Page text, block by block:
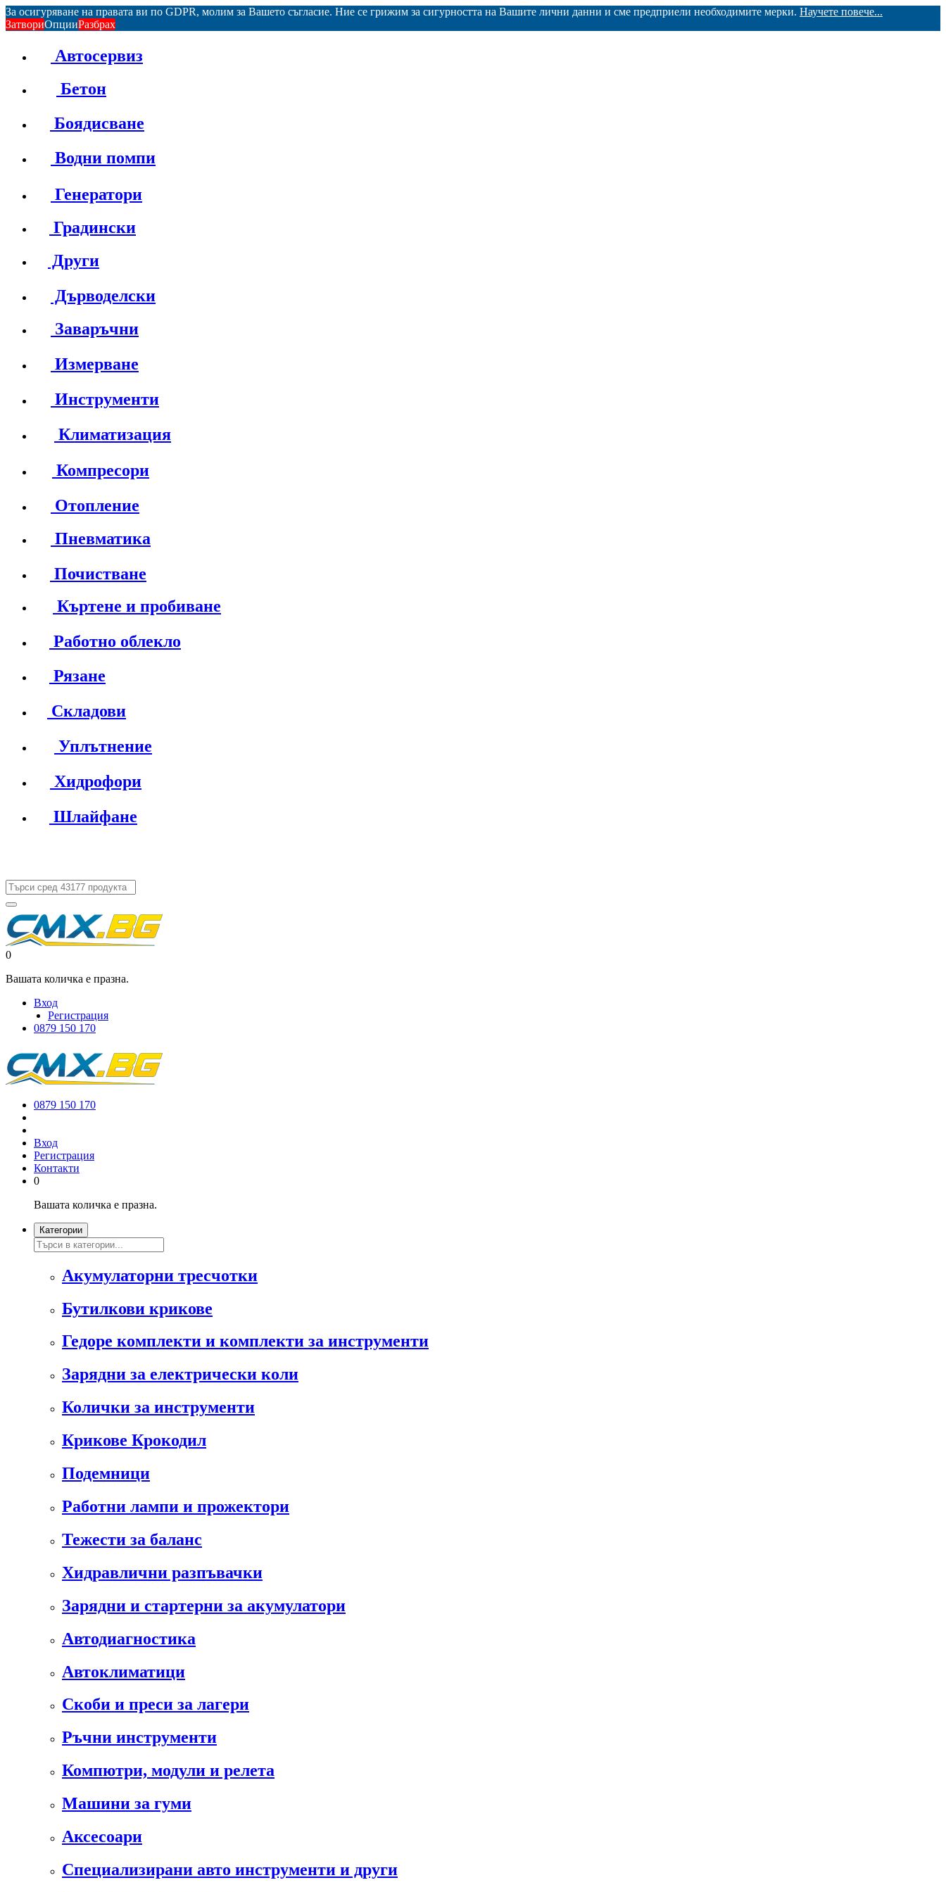
За осигуряване на правата ви по GDPR, молим за Вашето съгласие. Ние се грижим за сигурността на Вашите лични данни и сме предприели необходимите мерки. Научете повече...
ЗатвориОпцииРазбрах
Автосервиз
Бетон
Боядисване
Водни помпи
Генератори
Градински
Други
Дърводелски
Заваръчни
Измерване
Инструменти
Климатизация
Компресори
Отопление
Пневматика
Почистване
Къртене и пробиване
Работно облекло
Рязане
Складови
Уплътнение
Хидрофори
Шлайфане
0
Вашата количка е празна.
Вход
Регистрация
0879 150 170
0879 150 170
Вход
Регистрация
Контакти
0
Вашата количка е празна.
Категории
Акумулаторни тресчотки
Бутилкови крикове
Гедоре комплекти и комплекти за инструменти
Зарядни за електрически коли
Колички за инструменти
Крикове Крокодил
Подемници
Работни лампи и прожектори
Тежести за баланс
Хидравлични разпъвачки
Зарядни и стартерни за акумулатори
Автодиагностика
Автоклиматици
Скоби и преси за лагери
Ръчни инструменти
Компютри, модули и релета
Машини за гуми
Аксесоари
Специализирани авто инструменти и други